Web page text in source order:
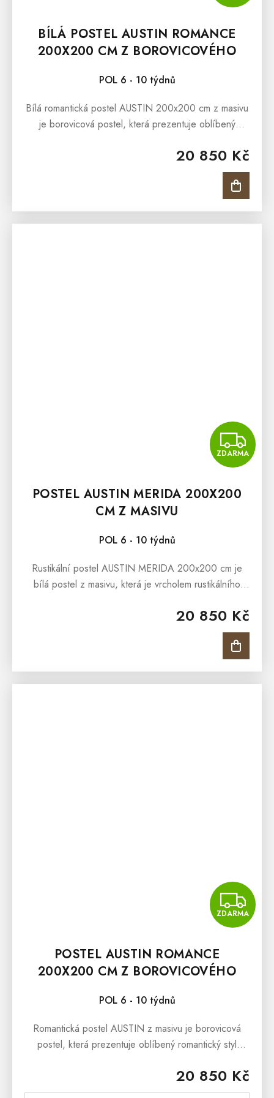
BÍLÁ POSTEL AUSTIN ROMANCE
200X200 CM Z BOROVICOVÉHO
POL 6 - 10 týdnů
20 850 Kč
Bílá romantická postel AUSTIN 200x200 cm z masivu
je borovicová postel, která prezentuje oblíbený
dokresluje ozdobné...
ZDARMA
POSTEL AUSTIN MERIDA 200X200
CM Z MASIVU
POL 6 - 10 týdnů
20 850 Kč
Rustikální postel AUSTIN MERIDA 200x200 cm je
bílá postel z masivu, která je vrcholem rustikálního
frézováním, které ozdobí...
ZDARMA
POSTEL AUSTIN ROMANCE
200X200 CM Z BOROVICOVÉHO
POL 6 - 10 týdnů
20 850 Kč
Romantická postel AUSTIN z masivu je borovicová
postel, která prezentuje oblíbený romantický styl
ozdobné frézování na rámu...